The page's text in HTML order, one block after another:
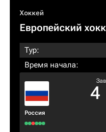
Хоккей
Европейский
Тур:
Время начала:
Россия
4